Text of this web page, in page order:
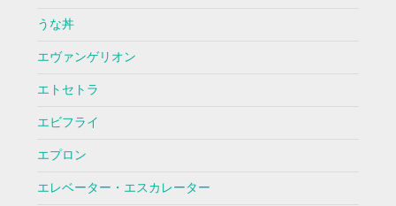
うな丼
エヴァンゲリオン
エトセトラ
エビフライ
エプロン
エレベーター・エスカレーター